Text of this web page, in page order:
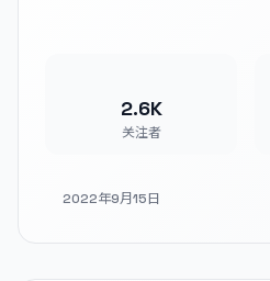
2.6K
关注者
2022年9月15日